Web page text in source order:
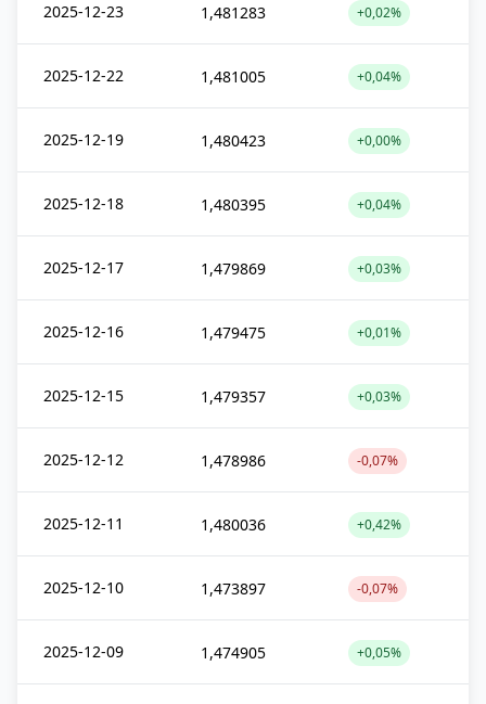
2025-12-23 1,481283 +0,02%
2025-12-22 1,481005 +0,04%
2025-12-19 1,480423 +0,00%
2025-12-18 1,480395 +0,04%
2025-12-17 1,479869 +0,03%
2025-12-16 1,479475 +0,01%
2025-12-15 1,479357 +0,03%
2025-12-12 1,478986 -0,07%
2025-12-11 1,480036 +0,42%
2025-12-10 1,473897 -0,07%
2025-12-09 1,474905 +0,05%